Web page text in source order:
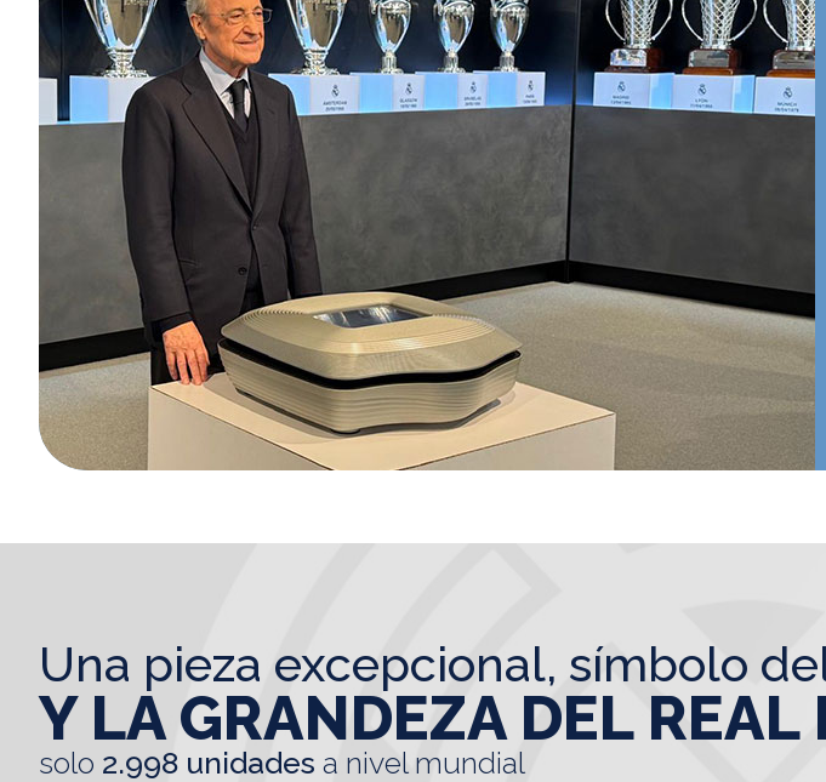
una pieza excepcional, símbolo
Y LA GRANDEZA DEL REAL
solo 2.998 unidades a nivel mundial